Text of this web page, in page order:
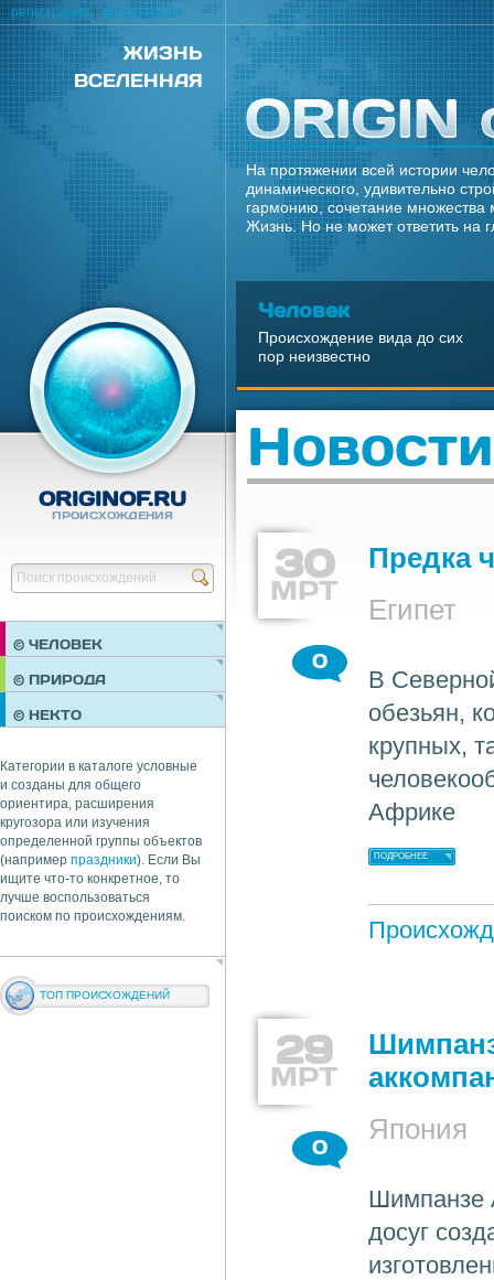
ЖИЗНЬ
ВСЕЛЕННАЯ
На протяжении всей истории
динамического, удивительно
гармонию, сочетание множества
Жизнь. Но не может ответить на
Человек
Происхождение вида до сих
пор неизвестно
ORIGINOF.RU
ПРОИСХОЖДЕНИЯ
Найти
© ЧЕЛОВЕК
ПРАЗДНИКИ
ОБЩЕСТВО
© ПРИРОДА
© НЕКТО
Категории в каталоге условные
и созданы для общего
ориентира, расширения
кругозора или изучения
определенной группы объектов
(например праздники). Если Вы
ищите что-то конкретное, то
лучше воспользоваться
поиском по происхождениям.
ТОП ПРОИСХОЖДЕНИЙ
Новости
30
МРТ
Предка
Египет
0
В
обезьян,
крупных,
Африке
ПОДРОБНЕЕ
29
МРТ
Япония
0
Шимпанзе
досуг
регистрация|авторизация